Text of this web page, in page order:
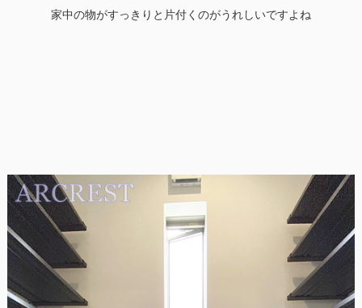
家中の物がすっきりと片付くのがうれしいですよね